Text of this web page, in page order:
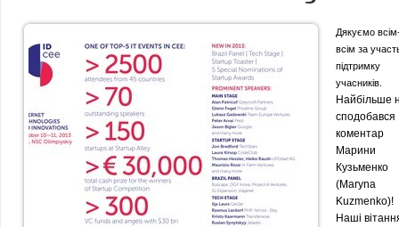
Дякуємо
всім за
підтримку
учасників.
Найбільше
сподобався
коментар
Марини
Кузьменко
(Maryna
Kuzmenko)!
Наші